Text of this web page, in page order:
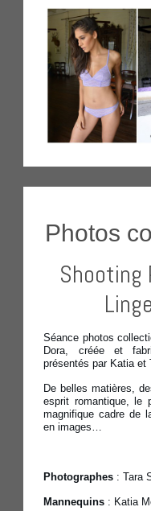
Photos
Shooting
Séance photos
Dora, créée et
présentés par Katia et
De belles matières,
esprit romantique, le
magnifique cadre de
en images…
Photographes : Tara
Mannequins : Katia